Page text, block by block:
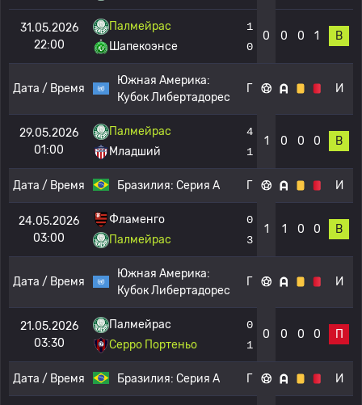
31.05.2026
22:00
Палмейрас
Шапекоэнсе
1
0
0 0 0 1 В
Дата / Время
Южная Америка:
Кубок Либертадорес
Г И
29.05.2026
01:00
Палмейрас
Младший
4
1
1 0 0 0 В
Дата / Время Бразилия: Серия А Г И
24.05.2026
03:00
Фламенго
Палмейрас
0
3
1 1 0 0 В
Дата / Время
Южная Америка:
Кубок Либертадорес
Г И
21.05.2026
03:30
Палмейрас
Серро Портеньо
0
1
0 0 0 0 П
Дата / Время Бразилия: Серия А Г И